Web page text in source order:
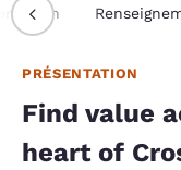
PRÉSENTATION
Find value
heart of